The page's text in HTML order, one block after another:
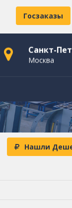
Госзаказы
Санкт-
Москва
Нашли